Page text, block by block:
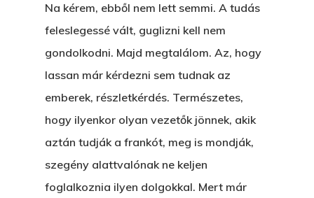
Na kérem, ebből nem lett semmi. A tudás
feleslegessé vált, guglizni kell nem
gondolkodni. Majd megtalálom. Az, hogy
lassan már kérdezni sem tudnak az
emberek, részletkérdés. Természetes,
hogy ilyenkor olyan vezetők jönnek, akik
aztán tudják a frankót, meg is mondják,
szegény alattvalónak ne keljen
foglalkoznia ilyen dolgokkal. Mert már